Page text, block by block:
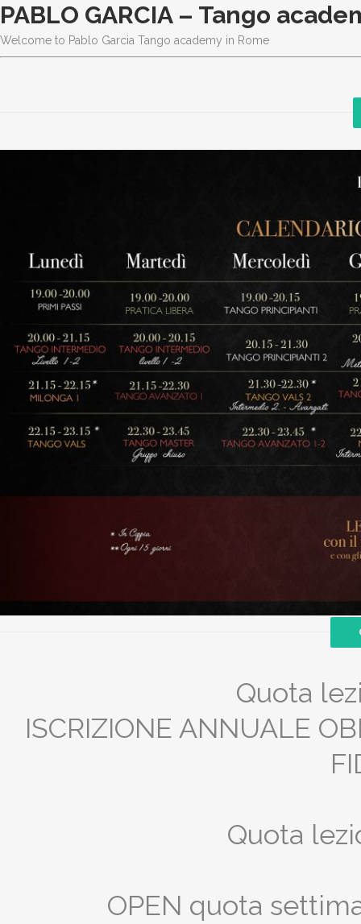
PABLO GARCIA – Tango
Welcome to Pablo Garcia Tango academy in Rome
Quota
ISCRIZIONE ANNUALE
Quota
OPEN quota